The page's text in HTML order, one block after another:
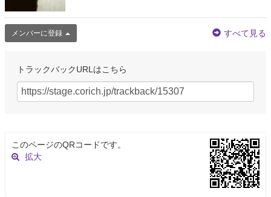
メンバーに登録 すべて見る
トラックバックURLはこちら
このページのQRコードです。
拡大